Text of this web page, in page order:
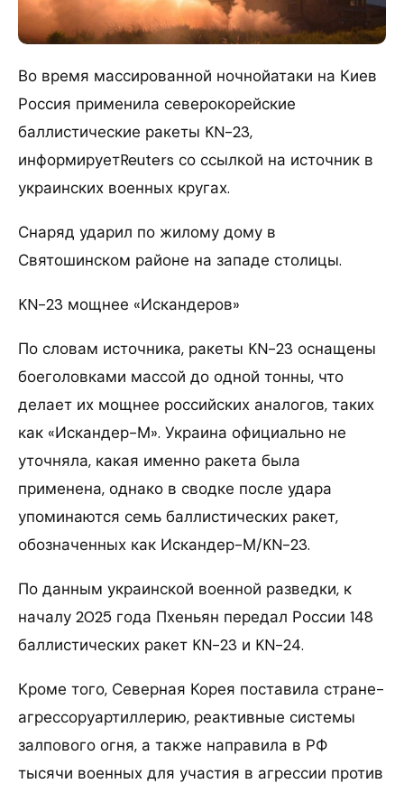
Во время массированной ночнойатаки на Киев
Россия применила северокорейские
баллистические ракеты KN-23,
информируетReuters со ссылкой на источник в
украинских военных кругах.
Снаряд ударил по жилому дому в
Святошинском районе на западе столицы.
KN-23 мощнее «Искандеров»
По словам источника, ракеты KN-23 оснащены
боеголовками массой до одной тонны, что
делает их мощнее российских аналогов, таких
как «Искандер-М». Украина официально не
уточняла, какая именно ракета была
применена, однако в сводке после удара
упоминаются семь баллистических ракет,
обозначенных как Искандер-М/KN-23.
По данным украинской военной разведки, к
началу 2025 года Пхеньян передал России 148
баллистических ракет KN-23 и KN-24.
Кроме того, Северная Корея поставила стране-
агрессоруартиллерию, реактивные системы
залпового огня, а также направила в РФ
тысячи военных для участия в агрессии против